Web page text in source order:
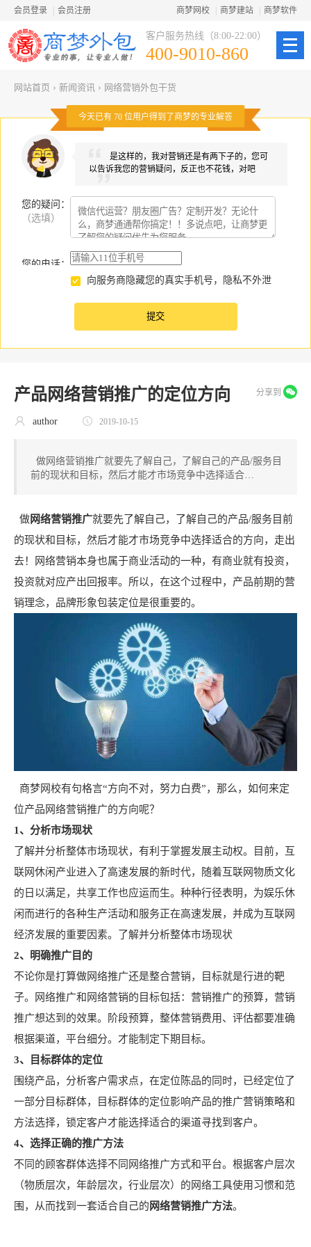
会员登录 会员注册 商梦网校 商梦建站 商梦软件
客户服务热线（8:00-22:00）
400-9010-860
网站首页 › 新闻资讯 › 网络营销外包干货
今天已有 70 位用户得到了商梦的专业解答
是这样的，我对营销还是有两下子的，您可
以告诉我您的营销疑问，反正也不花钱，对吧
您的疑问
（选填）
：
您的电话：
向服务商隐藏您的真实手机号，隐私不外泄
产品网络营销推广的定位方向 分享到
author 2019-10-15
做网络营销推广就要先了解自己，了解自己的产品/服务目
前的现状和目标，然后才能才市场竞争中选择适合…
做网络营销推广就要先了解自己，了解自己的产品/服务目前
的现状和目标，然后才能才市场竞争中选择适合的方向，走出
去！网络营销本身也属于商业活动的一种，有商业就有投资，
投资就对应产出回报率。所以，在这个过程中，产品前期的营
销理念，品牌形象包装定位是很重要的。
商梦网校有句格言“方向不对，努力白费”，那么，如何来定
位产品网络营销推广的方向呢？
1、分析市场现状
了解并分析整体市场现状，有利于掌握发展主动权。目前，互
联网休闲产业进入了高速发展的新时代，随着互联网物质文化
的日以满足，共享工作也应运而生。种种行径表明，为娱乐休
闲而进行的各种生产活动和服务正在高速发展，并成为互联网
经济发展的重要因素。了解并分析整体市场现状
2、明确推广目的
不论你是打算做网络推广还是整合营销，目标就是行进的靶
子。网络推广和网络营销的目标包括：营销推广的预算，营销
推广想达到的效果。阶段预算，整体营销费用、评估都要准确
根据渠道，平台细分。才能制定下期目标。
3、目标群体的定位
围绕产品，分析客户需求点，在定位陈品的同时，已经定位了
一部分目标群体，目标群体的定位影响产品的推广营销策略和
方法选择，锁定客户才能选择适合的渠道寻找到客户。
4、选择正确的推广方法
不同的顾客群体选择不同网络推广方式和平台。根据客户层次
（物质层次，年龄层次，行业层次）的网络工具使用习惯和范
围，从而找到一套适合自己的 网络营销推广方法。